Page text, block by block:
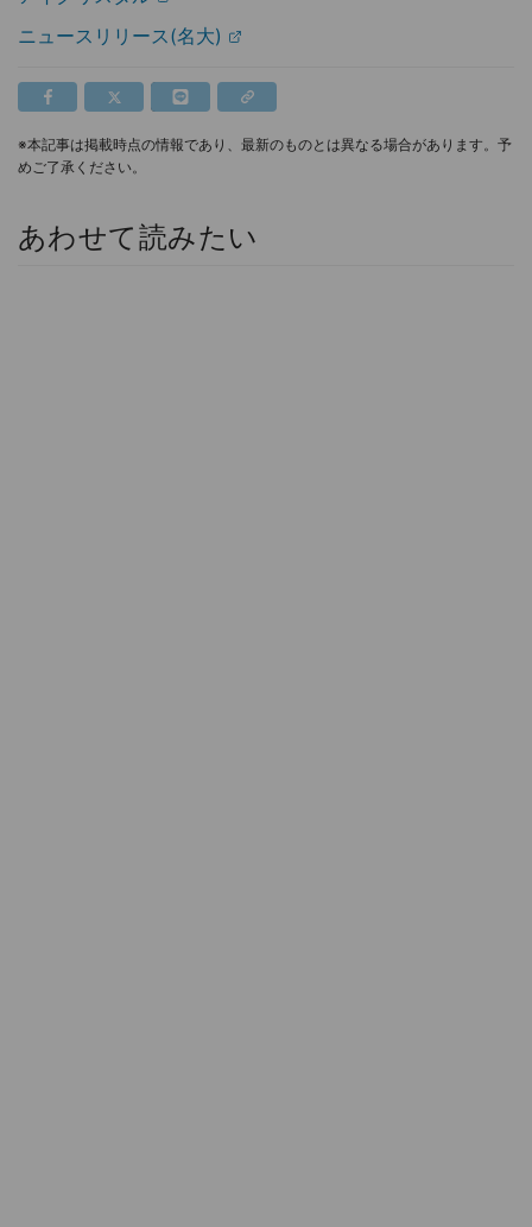
ニュースリリース(名大)
※本記事は掲載時点の情報であり、最新のものとは異なる場合があります。予
めご了承ください。
あわせて読みたい